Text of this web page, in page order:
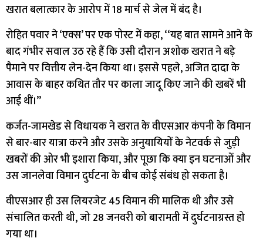
खरात बलात्कार के आरोप में 18 मार्च से जेल में बंद है।
रोहित पवार ने ‘एक्स’ पर एक पोस्ट में कहा, ‘‘यह बात सामने आने के
बाद गंभीर सवाल उठ रहे हैं कि उसी दौरान अशोक खरात ने बड़े
पैमाने पर वित्तीय लेन-देन किया था। इससे पहले, अजित दादा के
आवास के बाहर कथित तौर पर काला जादू किए जाने की खबरें भी
आई थीं।’’
कर्जत-जामखेड से विधायक ने खरात के वीएसआर कंपनी के विमान
से बार-बार यात्रा करने और उसके अनुयायियों के नेटवर्क से जुड़ी
खबरों की ओर भी इशारा किया, और पूछा कि क्या इन घटनाओं और
उस जानलेवा विमान दुर्घटना के बीच कोई संबंध हो सकता है।
वीएसआर ही उस लियरजेट 45 विमान की मालिक थी और उसे
संचालित करती थी, जो 28 जनवरी को बारामती में दुर्घटनाग्रस्त हो
गया था।